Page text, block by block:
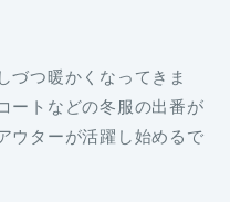
づつ暖かくなってきま
ートなどの冬服の出番が
ウターが活躍し始めるで